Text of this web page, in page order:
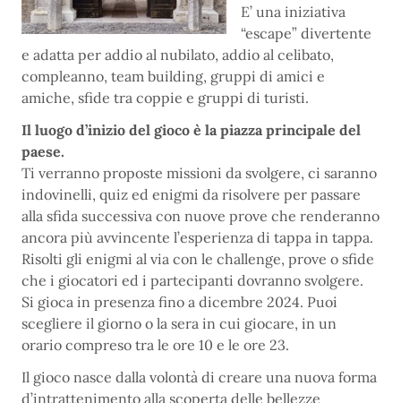
E’ una iniziativa
“escape” divertente
e adatta per addio al nubilato, addio al celibato,
compleanno, team building, gruppi di amici e
amiche, sfide tra coppie e gruppi di turisti.
Il luogo d’inizio del gioco è la piazza principale del
paese.
Ti verranno proposte missioni da svolgere, ci saranno
indovinelli, quiz ed enigmi da risolvere per passare
alla sfida successiva con nuove prove che renderanno
ancora più avvincente l’esperienza di tappa in tappa.
Risolti gli enigmi al via con le challenge, prove o sfide
che i giocatori ed i partecipanti dovranno svolgere.
Si gioca in presenza fino a dicembre 2024. Puoi
scegliere il giorno o la sera in cui giocare, in un
orario compreso tra le ore 10 e le ore 23.
Il gioco nasce dalla volontà di creare una nuova forma
d’intrattenimento alla scoperta delle bellezze